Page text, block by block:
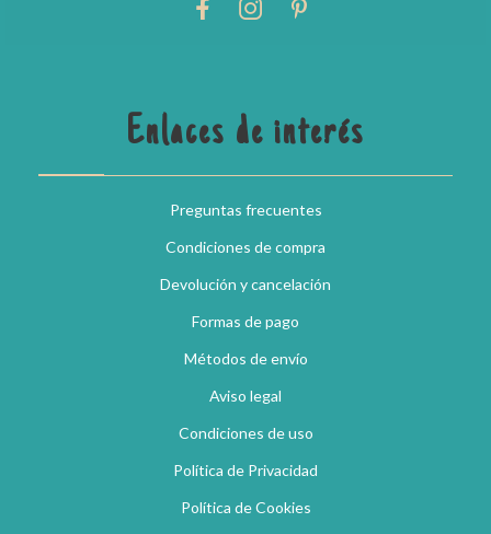
Enlaces de interés
Preguntas frecuentes
Condiciones de compra
Devolución y cancelación
Formas de pago
Métodos de envío
Aviso legal
Condiciones de uso
Política de Privacidad
Política de Cookies